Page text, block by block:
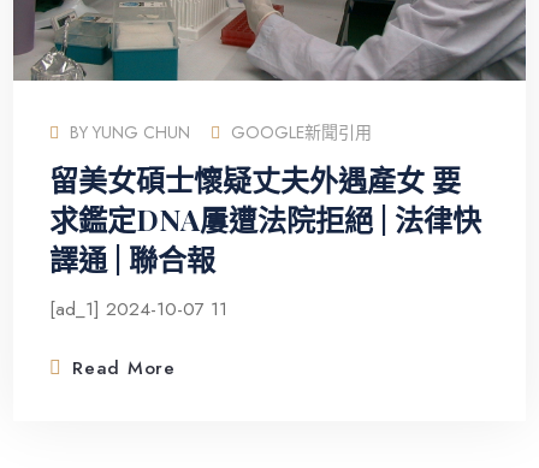
BYYUNG CHUN GOOGLE新聞引用
留美女碩士懷疑丈夫外遇產女 要
求鑑定DNA屢遭法院拒絕 | 法律快
譯通 | 聯合報
[ad_1] 2024-10-07 11
Read More